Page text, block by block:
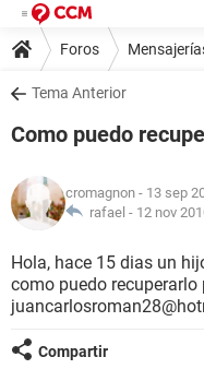
Foros
Tema Anterior
Como puedo
cromagnon - 13 sep
rafael - 12 nov
Hola, hace 15 dias un
como puedo
Compartir